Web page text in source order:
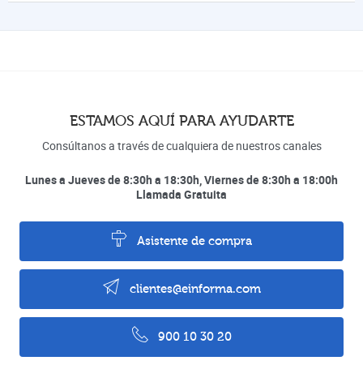
ESTAMOS AQUÍ PARA AYUDARTE
Consúltanos a través de cualquiera de nuestros canales
Lunes a Jueves de 8:30h a 18:30h, Viernes de 8:30h a 18:00h
Llamada Gratuita
Asistente de compra
clientes@einforma.com
900 10 30 20